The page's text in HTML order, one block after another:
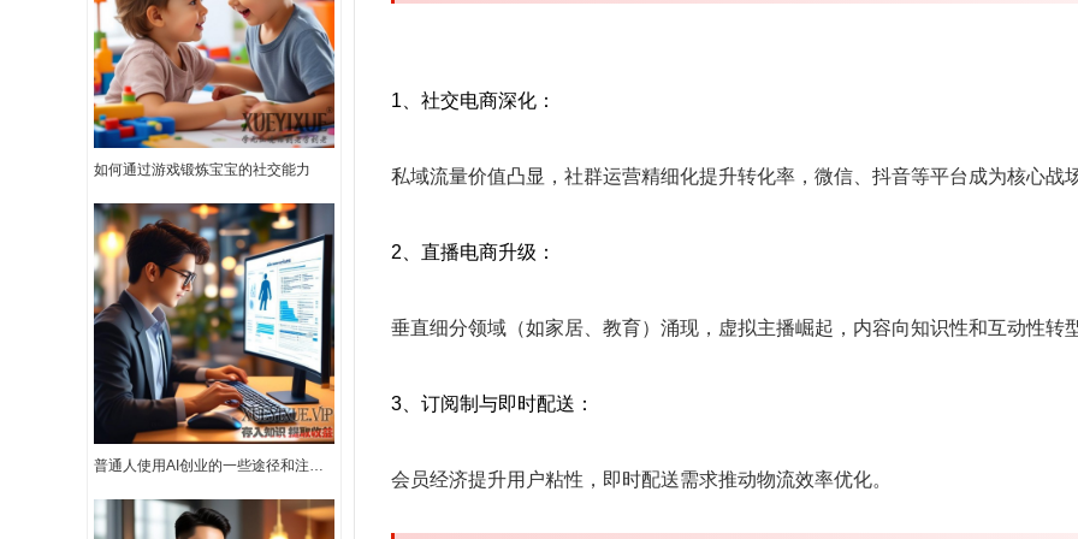
如何通过游戏锻炼宝宝的社交能力
普通人使用AI创业的一些途径和注意事项
1、社交电商深化‌：
私域流量价值凸显，社群运营精细化提升转化率，微信、抖音等平台成为核心战场
2、直播电商升级‌：
垂直细分领域（如家居、教育）涌现，虚拟主播崛起，内容向知识性和互动性转型
3、订阅制与即时配送‌：
会员经济提升用户粘性，即时配送需求推动物流效率优化。